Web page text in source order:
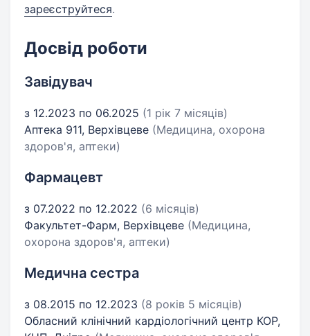
зареєструйтеся.
Досвід роботи
Завідувач
з 12.2023 по 06.2025 (1 рік 7 місяців)
Аптека 911, Верхівцеве (Медицина, охорона
здоров'я, аптеки)
Фармацевт
з 07.2022 по 12.2022 (6 місяців)
Факультет-Фарм, Верхівцеве (Медицина,
охорона здоров'я, аптеки)
Медична сестра
з 08.2015 по 12.2023 (8 років 5 місяців)
Обласний клінічний кардіологічний центр КОР,